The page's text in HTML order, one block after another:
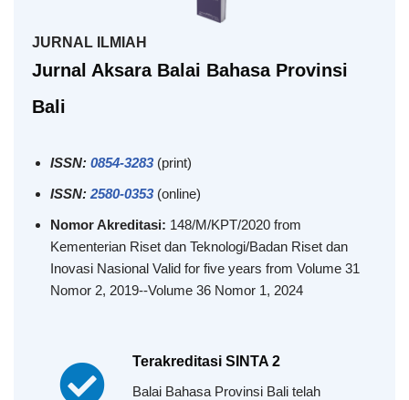
JURNAL ILMIAH
Jurnal Aksara Balai Bahasa Provinsi
Bali
ISSN: 0854-3283(print)
ISSN: 2580-0353(online)
Nomor Akreditasi: 148/M/KPT/2020 from
Kementerian Riset dan Teknologi/Badan Riset dan
Inovasi Nasional Valid for five years from Volume 31
Nomor 2, 2019--Volume 36 Nomor 1, 2024
Terakreditasi SINTA 2
Balai Bahasa Provinsi Bali telah